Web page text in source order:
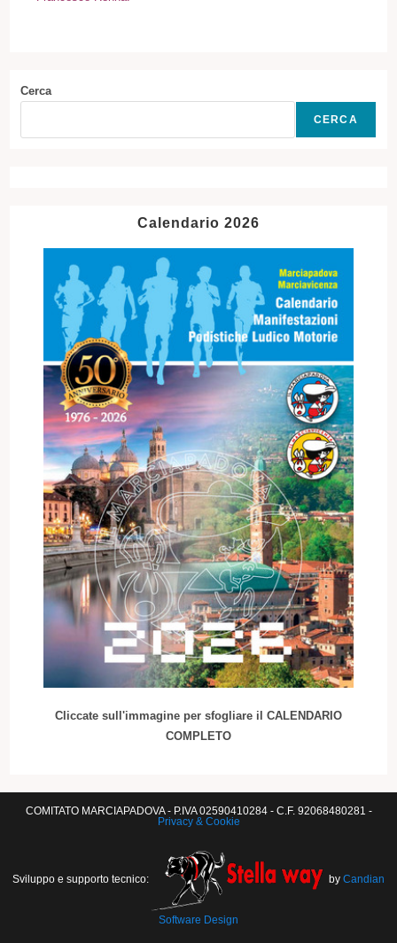
Cerca
CERCA
Calendario 2026
Cliccate sull'immagine per sfogliare il CALENDARIO
COMPLETO
COMITATO MARCIAPADOVA - P.IVA 02590410284 - C.F. 92068480281 -
Privacy & Cookie
Sviluppo e supporto tecnico: by Candian
Software Design